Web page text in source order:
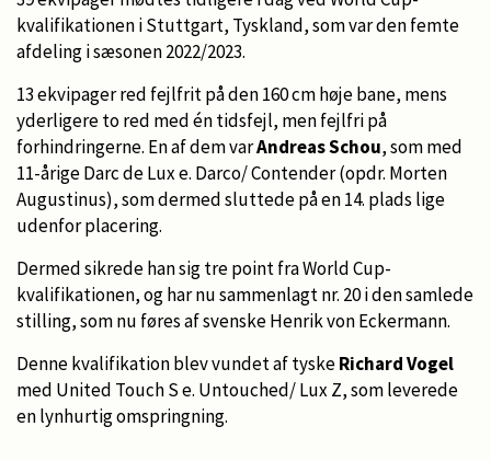
kvalifikationen i Stuttgart, Tyskland, som var den femte
afdeling i sæsonen 2022/2023.
13 ekvipager red fejlfrit på den 160 cm høje bane, mens
yderligere to red med én tidsfejl, men fejlfri på
forhindringerne. En af dem varAndreas Schou, som med
11-årige Darc de Lux e. Darco/ Contender (opdr. Morten
Augustinus), som dermed sluttede på en 14. plads lige
udenfor placering.
Dermed sikrede han sig tre point fra World Cup-
kvalifikationen, og har nu sammenlagt nr. 20 i den samlede
stilling, som nu føres af svenske Henrik von Eckermann.
Denne kvalifikation blev vundet af tyskeRichard Vogel
med United Touch S e. Untouched/ Lux Z, som leverede
en lynhurtig omspringning.